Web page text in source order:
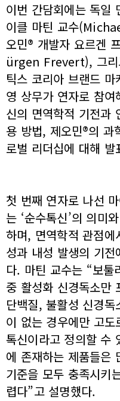
이번 간담회에는 독일
이클 마틴 교수
오민® 개발자 요르겐
ürgen Frevert), 그리
틱스 코리아 브랜드
영 상무가 연자로 참
신의 면역학적 기전과
용 방법, 제오민®의 과
로벌 리더십에 대해 발
첫 번째 연자로 나선
는 ‘순수톡신’의 의미
하며, 면역학적 관점에
성과 내성 발생의 기전
다. 마틴 교수는 “보툴
중 활성화 신경독소만
단백질, 불활성 신경
이 없는 경우에만 고
톡신이라고 정의할 수
에 존재하는 제품들은
기준을 모두 충족시키
렵다”고 설명했다.